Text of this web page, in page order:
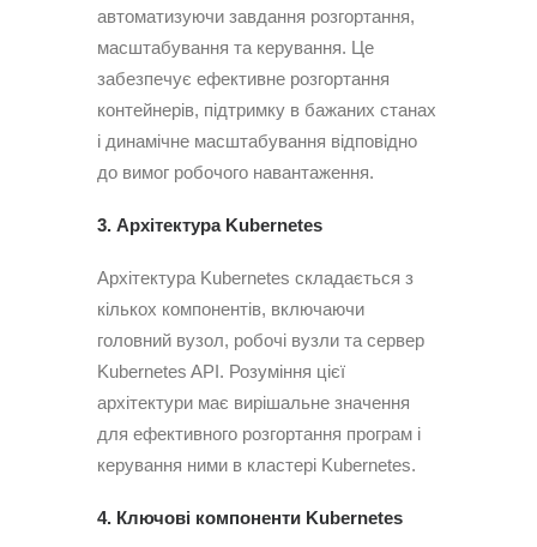
автоматизуючи завдання розгортання,
масштабування та керування. Це
забезпечує ефективне розгортання
контейнерів, підтримку в бажаних станах
і динамічне масштабування відповідно
до вимог робочого навантаження.
3. Архітектура Kubernetes
Архітектура Kubernetes складається з
кількох компонентів, включаючи
головний вузол, робочі вузли та сервер
Kubernetes API. Розуміння цієї
архітектури має вирішальне значення
для ефективного розгортання програм і
керування ними в кластері Kubernetes.
4. Ключові компоненти Kubernetes